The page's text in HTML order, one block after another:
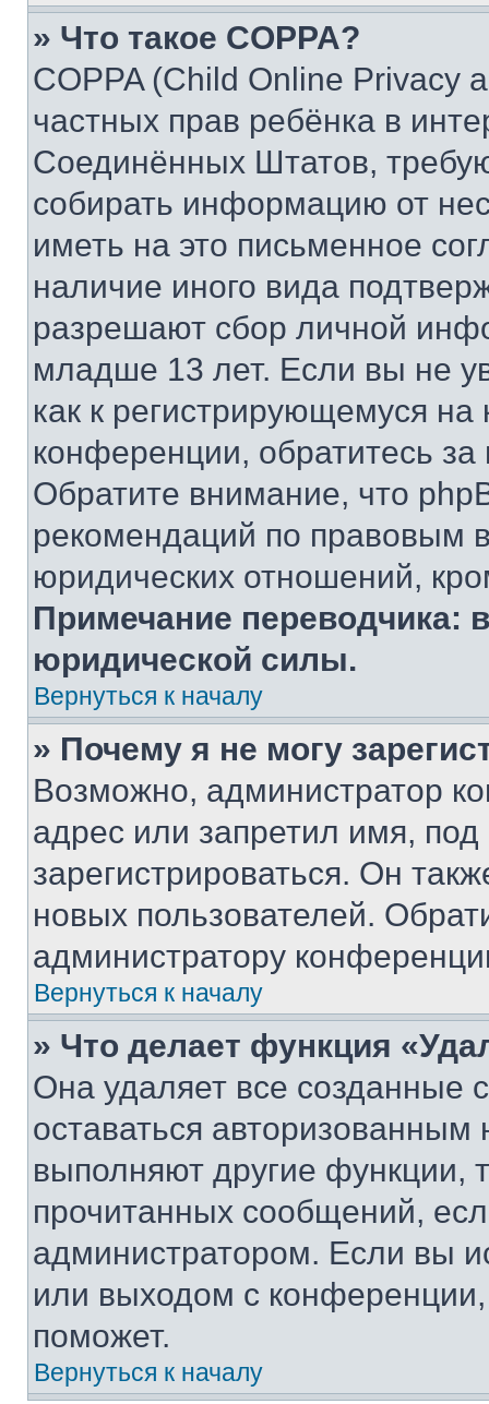
» Что такое COPPA?
COPPA (Child Online Privacy
частных прав ребёнка в
Соединённых Штатов,
собирать информацию от
иметь на это письменное
наличие иного вида
разрешают сбор личной
младше 13 лет. Если вы не
как к регистрирующемуся
конференции, обратитесь
Обратите внимание, что
рекомендаций по правовым
юридических отношений,
Примечание переводчика:
юридической силы.
Вернуться к началу
» Почему я не могу
Возможно, администратор
адрес или запретил имя,
зарегистрироваться. Он
новых пользователей.
администратору
Вернуться к началу
» Что делает функция
Она удаляет все созданные
оставаться
выполняют другие функции,
прочитанных сообщений,
администратором. Если вы
или выходом с
поможет.
Вернуться к началу